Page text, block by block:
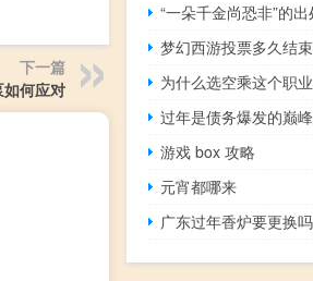
下一篇
何应对
“一朵千金尚恐非”的
梦幻西游投票多久结束
为什么选空乘这个职业
过年是债务爆发的巅
游戏 box 攻略
元宵都哪来
广东过年香炉要更换